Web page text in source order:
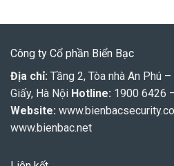
Công ty Cổ phần Biển Bạc
Địa chỉ: Tầng 2, Tòa nhà An Phú
Giấy, Hà Nội Hotline: 1900 6426
Website:
www.bienbac.net